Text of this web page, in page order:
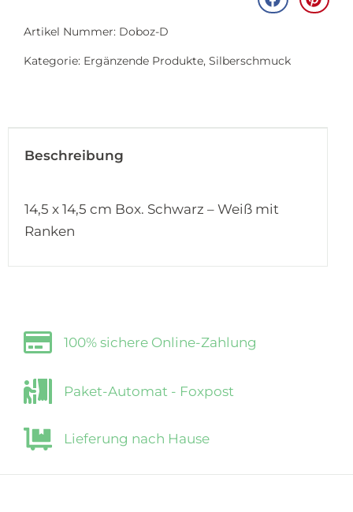
Artikel Nummer: Doboz-D
Kategorie: Ergänzende Produkte, Silberschmuck
Beschreibung
14,5 x 14,5 cm Box. Schwarz – Weiß mit
Ranken
100% sichere Online-Zahlung
Paket-Automat - Foxpost
Lieferung nach Hause